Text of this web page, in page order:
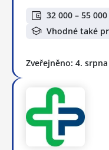
32 000 – 55 000
Vhodné také
Zveřejněno: 4. srpna